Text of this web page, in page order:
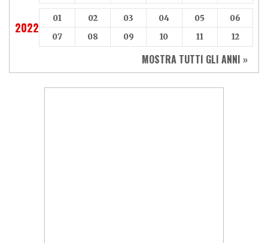
2022
01 02 03 04 05
06
07
08 09 10 11 12
MOSTRA TUTTI GLI ANNI »